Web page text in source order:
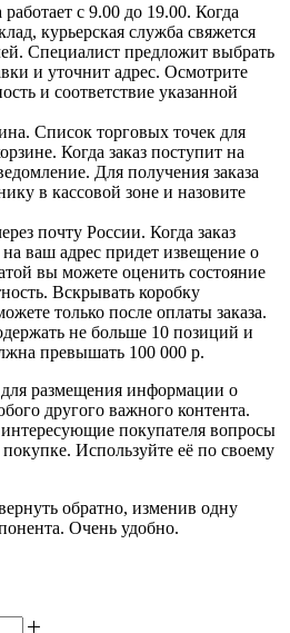
работает с 9.00 до 19.00. Когда
курьерская служба свяжется
Специалист предложит выбрать
и уточнит адрес. Осмотрите
и соответствие указанной
Список торговых точек для
Когда заказ поступит на
Для получения заказа
в кассовой зоне и назовите
почту России. Когда заказ
ваш адрес придет извещение о
вы можете оценить состояние
Вскрывать коробку
только после оплаты заказа.
не больше 10 позиций и
превышать 100 000 р.
размещения информации о
другого важного контента.
покупателя вопросы
Используйте её по своему
обратно, изменив одну
Очень удобно.